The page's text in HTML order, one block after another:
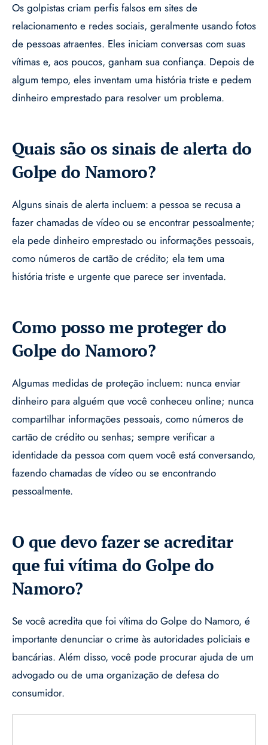
Os golpistas criam perfis falsos em sites de
relacionamento e redes sociais, geralmente usando fotos
de pessoas atraentes. Eles iniciam conversas com suas
vítimas e, aos poucos, ganham sua confiança. Depois de
algum tempo, eles inventam uma história triste e pedem
dinheiro emprestado para resolver um problema.
Quais são os sinais de alerta do
Golpe do Namoro?
Alguns sinais de alerta incluem: a pessoa se recusa a
fazer chamadas de vídeo ou se encontrar pessoalmente;
ela pede dinheiro emprestado ou informações pessoais,
como números de cartão de crédito; ela tem uma
história triste e urgente que parece ser inventada.
Como posso me proteger do
Golpe do Namoro?
Algumas medidas de proteção incluem: nunca enviar
dinheiro para alguém que você conheceu online; nunca
compartilhar informações pessoais, como números de
cartão de crédito ou senhas; sempre verificar a
identidade da pessoa com quem você está conversando,
fazendo chamadas de vídeo ou se encontrando
pessoalmente.
O que devo fazer se acreditar
que fui vítima do Golpe do
Namoro?
Se você acredita que foi vítima do Golpe do Namoro, é
importante denunciar o crime às autoridades policiais e
bancárias. Além disso, você pode procurar ajuda de um
advogado ou de uma organização de defesa do
consumidor.